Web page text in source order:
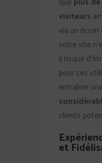
visiteurs
via un
votre site
il risque
pour ces
entraîner
clients
et